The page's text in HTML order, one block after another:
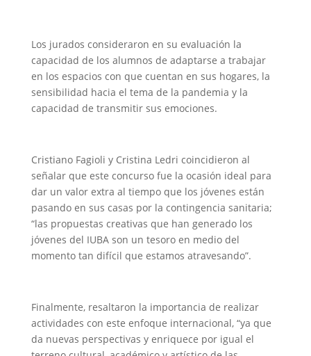
Los jurados consideraron en su evaluación la
capacidad de los alumnos de adaptarse a trabajar
en los espacios con que cuentan en sus hogares, la
sensibilidad hacia el tema de la pandemia y la
capacidad de transmitir sus emociones.
Cristiano Fagioli y Cristina Ledri coincidieron al
señalar que este concurso fue la ocasión ideal para
dar un valor extra al tiempo que los jóvenes están
pasando en sus casas por la contingencia sanitaria;
“las propuestas creativas que han generado los
jóvenes del IUBA son un tesoro en medio del
momento tan difícil que estamos atravesando”.
Finalmente, resaltaron la importancia de realizar
actividades con este enfoque internacional, “ya que
da nuevas perspectivas y enriquece por igual el